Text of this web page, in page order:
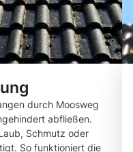
durch Moosweg
abfließen.
Schmutz oder
So funktioniert die